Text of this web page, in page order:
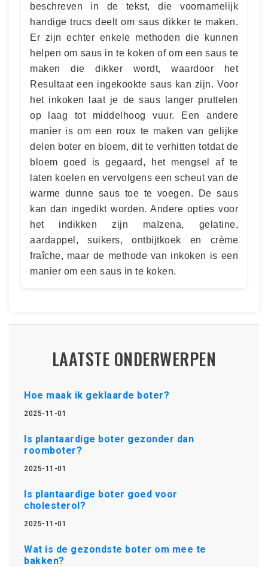
beschreven in de tekst, die voornamelijk
handige trucs deelt om saus dikker te maken.
Er zijn echter enkele methoden die kunnen
helpen om saus in te koken of om een saus te
maken die dikker wordt, waardoor het
Resultaat een ingekookte saus kan zijn. Voor
het inkoken laat je de saus langer pruttelen
op laag tot middelhoog vuur. Een andere
manier is om een roux te maken van gelijke
delen boter en bloem, dit te verhitten totdat de
bloem goed is gegaard, het mengsel af te
laten koelen en vervolgens een scheut van de
warme dunne saus toe te voegen. De saus
kan dan ingedikt worden. Andere opties voor
het indikken zijn maïzena, gelatine,
aardappel, suikers, ontbijtkoek en crème
fraîche, maar de methode van inkoken is een
manier om een saus in te koken.
LAATSTE ONDERWERPEN
Hoe maak ik geklaarde boter?
2025-11-01
Is plantaardige boter gezonder dan
roomboter?
2025-11-01
Is plantaardige boter goed voor
cholesterol?
2025-11-01
Wat is de gezondste boter om mee te
bakken?